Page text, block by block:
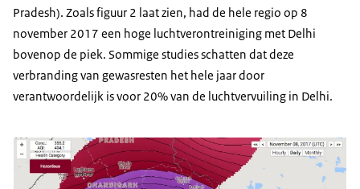
Pradesh). Zoals figuur 2 laat zien, had de hele regio op 8
november 2017 een hoge luchtverontreiniging met Delhi
bovenop de piek. Sommige studies schatten dat deze
verbranding van gewasresten het hele jaar door
verantwoordelijk is voor 20% van de luchtvervuiling in Delhi.